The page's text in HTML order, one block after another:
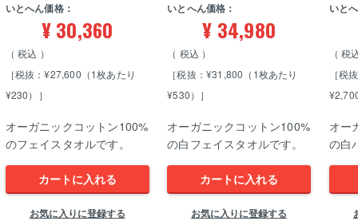
いとへん価格：
¥30,360
税込
［税抜：¥27,600（1枚あたり
¥230）］
オーガニックコットン100%
のフェイスタオルです。
カートに入れる
お気に入りに登録する
いとへん価格：
¥ 34,980
税込
［税抜：¥31,800（1枚あたり
¥530）］
オーガニックコットン100%
の白フェイスタオルです。
カートに入れる
お気に入りに登録する
いと
税
［税
オー
の白